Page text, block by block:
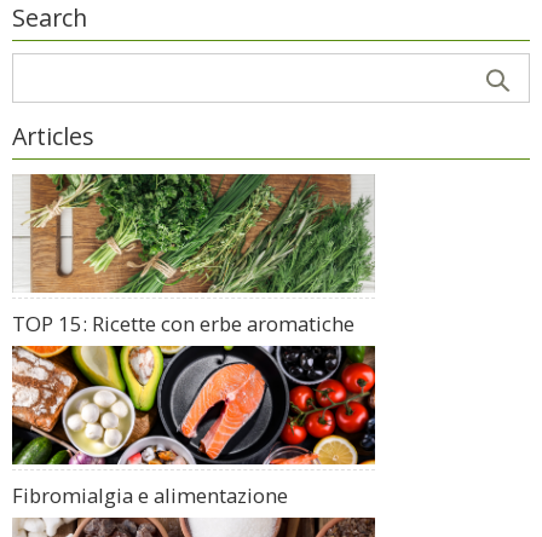
Search
Articles
TOP 15: Ricette con erbe aromatiche
Fibromialgia e alimentazione